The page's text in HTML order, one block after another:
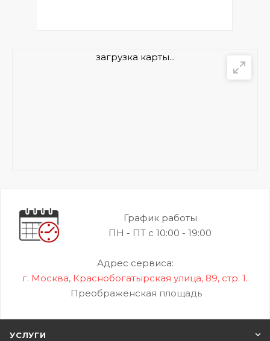
загрузка карты...
График работы
ПН - ПТ с 10:00 - 19:00
Адрес сервиса:
г. Москва, Краснобогатырская улица, 89, стр. 1.
Преображенская площадь
УСЛУГИ